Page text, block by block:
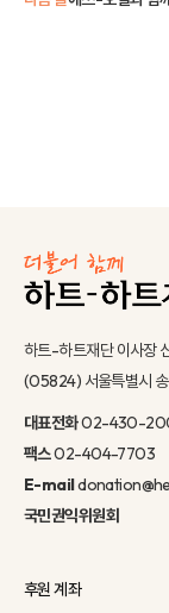
하트-하트재단 이사장
(05824) 서울특별시
대표전화02-430-
팩스02-404-7703
E-mail
국민권익위원회
후원 계좌